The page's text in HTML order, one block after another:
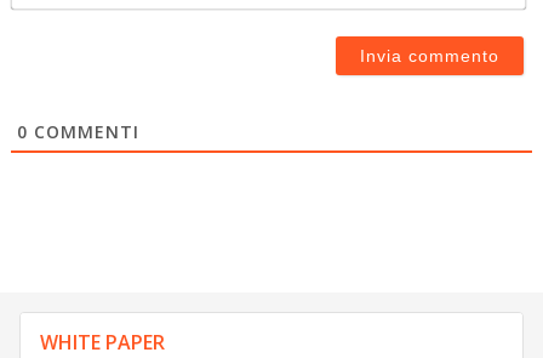
0 COMMENTI
WHITE PAPER